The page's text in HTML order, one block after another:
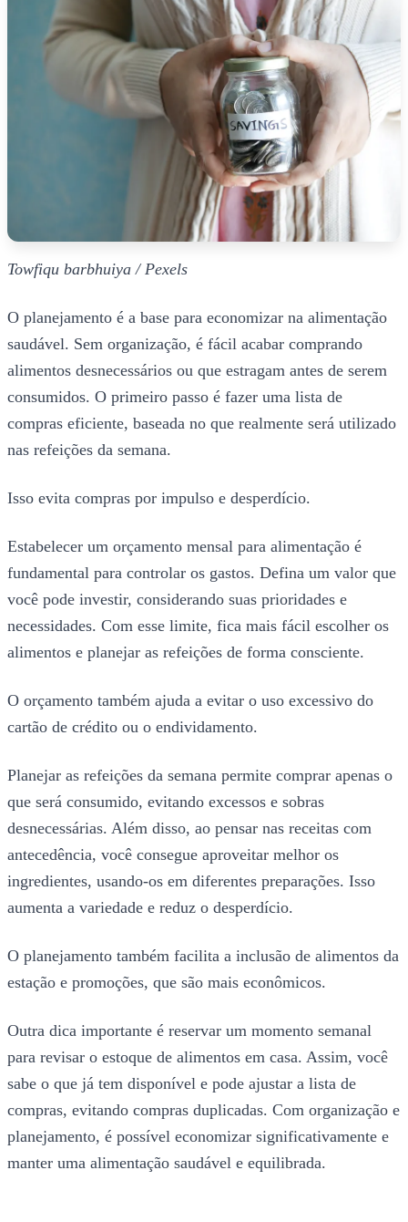
Towfiqu barbhuiya / Pexels
O planejamento é a base para economizar na alimentação
saudável. Sem organização, é fácil acabar comprando
alimentos desnecessários ou que estragam antes de serem
consumidos. O primeiro passo é fazer uma lista de
compras eficiente, baseada no que realmente será utilizado
nas refeições da semana.
Isso evita compras por impulso e desperdício.
Estabelecer um orçamento mensal para alimentação é
fundamental para controlar os gastos. Defina um valor que
você pode investir, considerando suas prioridades e
necessidades. Com esse limite, fica mais fácil escolher os
alimentos e planejar as refeições de forma consciente.
O orçamento também ajuda a evitar o uso excessivo do
cartão de crédito ou o endividamento.
Planejar as refeições da semana permite comprar apenas o
que será consumido, evitando excessos e sobras
desnecessárias. Além disso, ao pensar nas receitas com
antecedência, você consegue aproveitar melhor os
ingredientes, usando-os em diferentes preparações. Isso
aumenta a variedade e reduz o desperdício.
O planejamento também facilita a inclusão de alimentos da
estação e promoções, que são mais econômicos.
Outra dica importante é reservar um momento semanal
para revisar o estoque de alimentos em casa. Assim, você
sabe o que já tem disponível e pode ajustar a lista de
compras, evitando compras duplicadas. Com organização e
planejamento, é possível economizar significativamente e
manter uma alimentação saudável e equilibrada.